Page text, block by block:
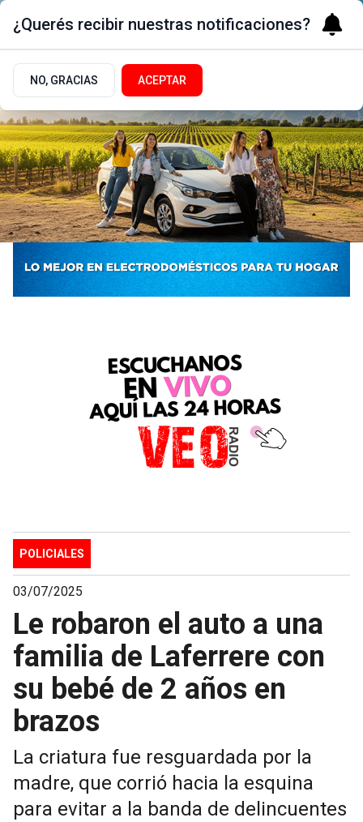
POLICIALES
03/07/2025
Le robaron el auto a una
familia de Laferrere con
su bebé de 2 años en
brazos
La criatura fue resguardada por la
madre, que corrió hacia la esquina
para evitar a la banda de delincuentes
¿Querés recibir nuestras notificaciones?
NO, GRACIAS ACEPTAR